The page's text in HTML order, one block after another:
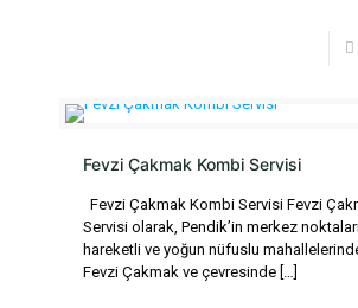
Fevzi Çakmak Kombi Servisi
Fevzi Çakmak Kombi Servisi Fevzi
Servisi olarak, Pendik’in merkez
hareketli ve yoğun nüfuslu
Fevzi Çakmak ve çevresinde […]